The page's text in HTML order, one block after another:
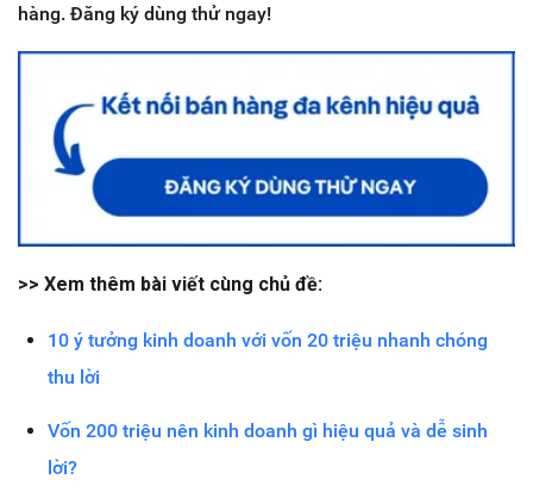
hàng. Đăng ký dùng thử ngay!
>> Xem thêm bài viết cùng chủ đề:
10 ý tưởng kinh doanh với vốn 20 triệu nhanh chóng
thu lời
Vốn 200 triệu nên kinh doanh gì hiệu quả và dễ sinh
lời?